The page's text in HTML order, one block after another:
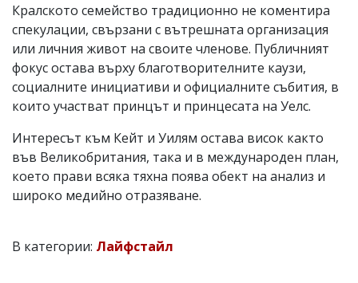
Кралското семейство традиционно не коментира
спекулации, свързани с вътрешната организация
или личния живот на своите членове. Публичният
фокус остава върху благотворителните каузи,
социалните инициативи и официалните събития, в
които участват принцът и принцесата на Уелс.
Интересът към Кейт и Уилям остава висок както
във Великобритания, така и в международен план,
което прави всяка тяхна поява обект на анализ и
широко медийно отразяване.
В категории: Лайфстайл